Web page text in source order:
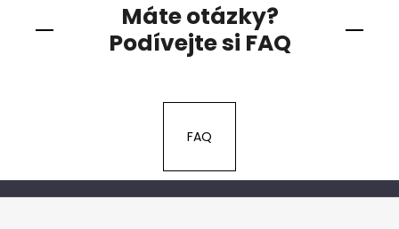
Máte otázky?
Podívejte si FAQ
FAQ
Z